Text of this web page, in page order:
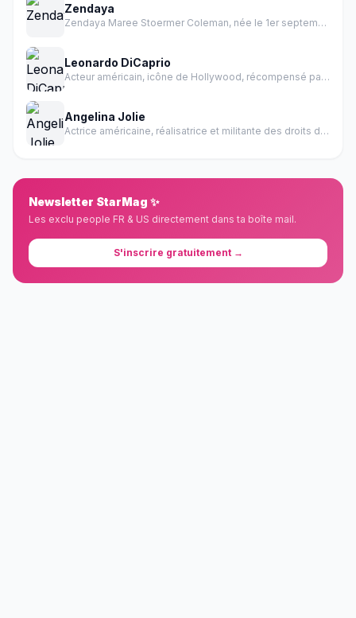
Zendaya
Zendaya Maree Stoermer Coleman, née le 1er septembre 1996 à Oakland en Californie, est une actrice et chanteuse américaine.
Leonardo DiCaprio
Acteur américain, icône de Hollywood, récompensé par un Oscar
Angelina Jolie
Actrice américaine, réalisatrice et militante des droits de l'homme
Newsletter StarMag ✨
Les exclu people FR & US directement dans ta boîte mail.
S'inscrire gratuitement →